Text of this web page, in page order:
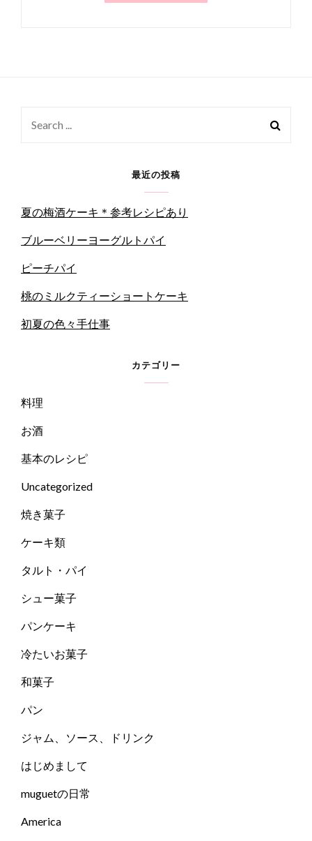
最近の投稿
夏の梅酒ケーキ＊参考レシピあり
ブルーベリーヨーグルトパイ
ピーチパイ
桃のミルクティーショートケーキ
初夏の色々手仕事
カテゴリー
料理
お酒
基本のレシピ
Uncategorized
焼き菓子
ケーキ類
タルト・パイ
シュー菓子
パンケーキ
冷たいお菓子
和菓子
パン
ジャム、ソース、ドリンク
はじめまして
muguetの日常
America